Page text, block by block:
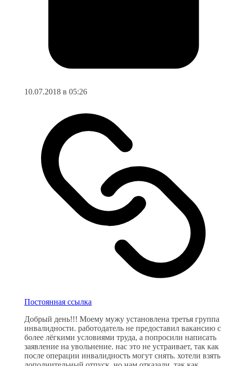
10.07.2018 в 05:26
Постоянная ссылка
Добрый день!!! Моему мужу установлена третья группа
инвалидности. работодатель не предоставил вакансию с
более лёгкими условиями труда, а попросили написать
заявление на увольнение. нас это не устраивает, так как
после операции инвалидность могут снять. хотели взять